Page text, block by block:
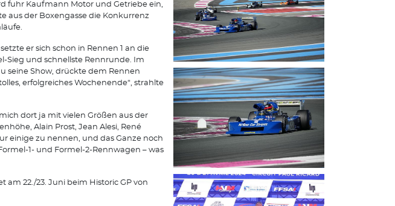
fuhr Kaufmann Motor und Getriebe ein,
aus der Boxengasse die Konkurrenz
er sich schon in Rennen 1 an die
Sieg und schnellste Rennrunde. Im
seine Show, drückte dem Rennen
erfolgreiches Wochenende“, strahlte
dort ja mit vielen Größen aus der
Alain Prost, Jean Alesi, René
einige zu nennen, und das Ganze noch
1- und Formel-2-Rennwagen – was
am 22./23. Juni beim Historic GP von